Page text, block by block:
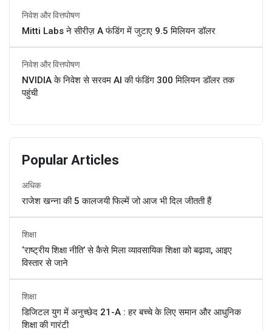
निवेश और वित्तपोषण
Mitti Labs ने सीरीज़ A फंडिंग में जुटाए 9.5 मिलियन डॉलर
निवेश और वित्तपोषण
NVIDIA के निवेश से सरवम AI की फंडिंग 300 मिलियन डॉलर तक
पहुंची
Popular Articles
अधिक
राजेश खन्ना की 5 कालजयी फिल्में जो आज भी दिल जीतती हैं
शिक्षा
‘राष्ट्रीय शिक्षा नीति’ से कैसे मिला व्यावसायिक शिक्षा को बढ़ावा, आइए
विस्तार से जाने
शिक्षा
डिजिटल युग में अनुच्छेद 21-A : हर बच्चे के लिए समान और आधुनिक
शिक्षा की गारंटी